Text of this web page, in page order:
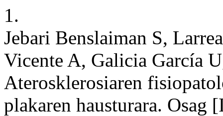
1.
Jebari Benslaiman S,
Vicente A, Galicia García
Aterosklerosiaren
plakaren hausturara. Osag